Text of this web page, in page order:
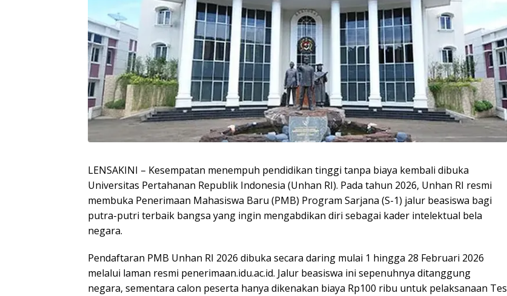
LENSAKINI – Kesempatan menempuh pendidikan tinggi tanpa biaya kembali dibuka
Universitas Pertahanan Republik Indonesia (Unhan RI). Pada tahun 2026, Unhan RI resmi
membuka Penerimaan Mahasiswa Baru (PMB) Program Sarjana (S-1) jalur beasiswa bagi
putra-putri terbaik bangsa yang ingin mengabdikan diri sebagai kader intelektual bela
negara.
Pendaftaran PMB Unhan RI 2026 dibuka secara daring mulai 1 hingga 28 Februari 2026
melalui laman resmi penerimaan.idu.ac.id. Jalur beasiswa ini sepenuhnya ditanggung
negara, sementara calon peserta hanya dikenakan biaya Rp100 ribu untuk pelaksanaan Tes